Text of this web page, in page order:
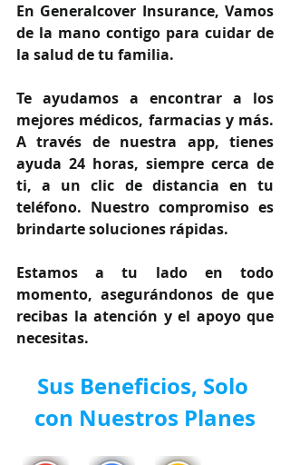
En Generalcover Insurance, Vamos
de la mano contigo para cuidar de
la salud de tu familia.
Te ayudamos a encontrar a los
mejores médicos, farmacias y más.
A través de nuestra app, tienes
ayuda 24 horas, siempre cerca de
ti, a un clic de distancia en tu
teléfono. Nuestro compromiso es
brindarte soluciones rápidas.
Estamos a tu lado en todo
momento, asegurándonos de que
recibas la atención y el apoyo que
necesitas.
Sus Beneficios, Solo
con Nuestros Planes